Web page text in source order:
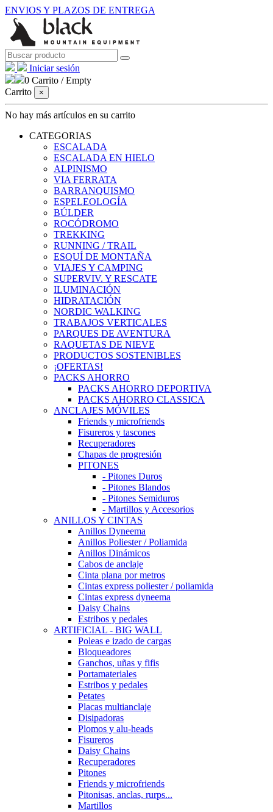
ENVIOS Y PLAZOS DE ENTREGA
Iniciar sesión
0 Carrito /Empty
Carrito
×
No hay más artículos en su carrito
CATEGORIAS
ESCALADA
ESCALADA EN HIELO
ALPINISMO
VIA FERRATA
BARRANQUISMO
ESPELEOLOGÍA
BÚLDER
ROCÓDROMO
TREKKING
RUNNING / TRAIL
ESQUÍ DE MONTAÑA
VIAJES Y CAMPING
SUPERVIV. Y RESCATE
ILUMINACIÓN
HIDRATACIÓN
NORDIC WALKING
TRABAJOS VERTICALES
PARQUES DE AVENTURA
RAQUETAS DE NIEVE
PRODUCTOS SOSTENIBLES
¡OFERTAS!
PACKS AHORRO
PACKS AHORRO DEPORTIVA
PACKS AHORRO CLASSICA
ANCLAJES MÓVILES
Friends y microfriends
Fisureros y tascones
Recuperadores
Chapas de progresión
PITONES
- Pitones Duros
- Pitones Blandos
- Pitones Semiduros
- Martillos y Accesorios
ANILLOS Y CINTAS
Anillos Dyneema
Anillos Poliester / Poliamida
Anillos Dinámicos
Cabos de anclaje
Cinta plana por metros
Cintas express poliester / poliamida
Cintas express dyneema
Daisy Chains
Estribos y pedales
ARTIFICIAL - BIG WALL
Poleas e izado de cargas
Bloqueadores
Ganchos, uñas y fifis
Portamateriales
Estribos y pedales
Petates
Placas multianclaje
Disipadoras
Plomos y alu-heads
Fisureros
Daisy Chains
Recuperadores
Pitones
Friends y microfriends
Pitonisas, anclas, rurps...
Martillos